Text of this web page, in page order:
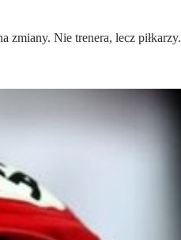
zmiany. Nie trenera, lecz piłkarzy.